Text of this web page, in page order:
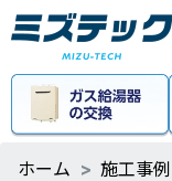
ホーム 施工事例